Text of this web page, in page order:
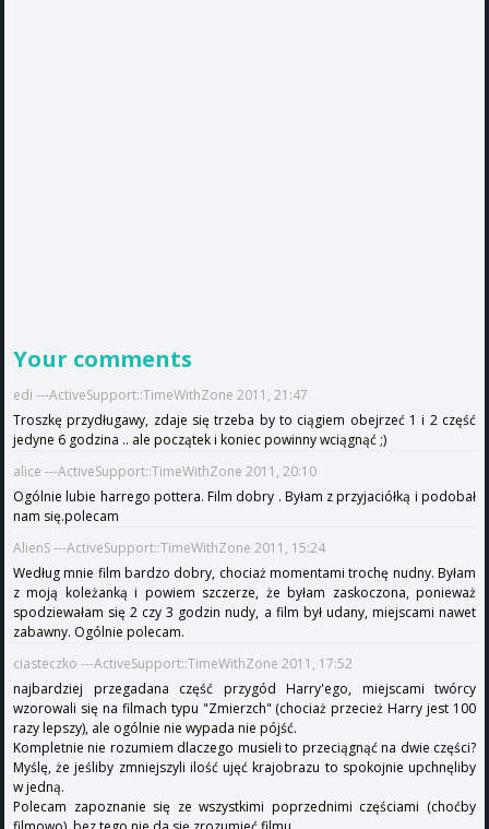
Your comments
edi ---ActiveSupport::TimeWithZone 2011, 21:47
Troszkę przydługawy, zdaje się trzeba by to ciągiem obejrzeć 1 i 2 część
jedyne 6 godzina .. ale początek i koniec powinny wciągnąć ;)
alice ---ActiveSupport::TimeWithZone 2011, 20:10
Ogólnie lubie harrego pottera. Film dobry . Byłam z przyjaciółką i podobał
nam się.polecam
AlienS ---ActiveSupport::TimeWithZone 2011, 15:24
Według mnie film bardzo dobry, chociaż momentami trochę nudny. Byłam
z moją koleżanką i powiem szczerze, że byłam zaskoczona, ponieważ
spodziewałam się 2 czy 3 godzin nudy, a film był udany, miejscami nawet
zabawny. Ogólnie polecam.
ciasteczko ---ActiveSupport::TimeWithZone 2011, 17:52
najbardziej przegadana część przygód Harry'ego, miejscami twórcy
wzorowali się na filmach typu "Zmierzch" (chociaż przecież Harry jest 100
razy lepszy), ale ogólnie nie wypada nie pójść.
Kompletnie nie rozumiem dlaczego musieli to przeciągnąć na dwie części?
Myślę, że jeśliby zmniejszyli ilość ujęć krajobrazu to spokojnie upchnęliby
w jedną.
Polecam zapoznanie się ze wszystkimi poprzednimi częściami (choćby